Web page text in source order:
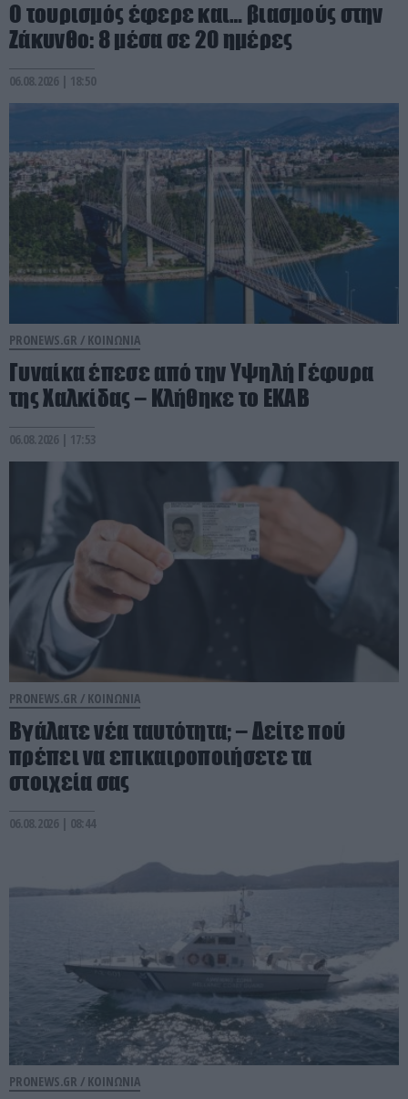
Ο τουρισμός έφερε και… βιασμούς στην
Ζάκυνθο: 8 μέσα σε 20 ημέρες
06.08.2026 | 18:50
PRONEWS.GR / ΚΟΙΝΩΝΙΑ
Γυναίκα έπεσε από την Υψηλή Γέφυρα
της Χαλκίδας – Κλήθηκε το ΕΚΑΒ
06.08.2026 | 17:53
PRONEWS.GR / ΚΟΙΝΩΝΙΑ
Βγάλατε νέα ταυτότητα; – Δείτε πού
πρέπει να επικαιροποιήσετε τα
στοιχεία σας
06.08.2026 | 08:44
PRONEWS.GR / ΚΟΙΝΩΝΙΑ